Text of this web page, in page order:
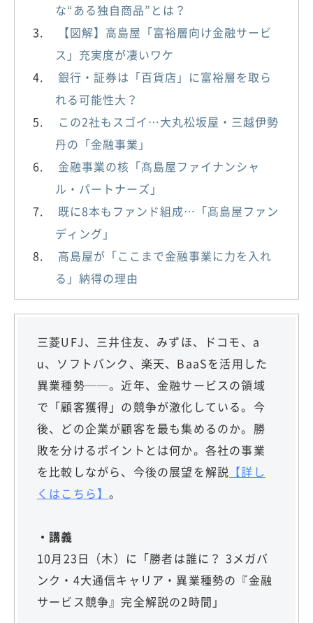
な“ある独自商品”とは？
【図解】高島屋「富裕層向け金融サービ
ス」充実度が凄いワケ
銀行・証券は「百貨店」に富裕層を取ら
れる可能性大？
この2社もスゴイ…大丸松坂屋・三越伊勢
丹の「金融事業」
金融事業の核「髙島屋ファイナンシャ
ル・パートナーズ」
既に8本もファンド組成…「髙島屋ファン
ディング」
高島屋が「ここまで金融事業に力を入れ
る」納得の理由
三菱UFJ、三井住友、みずほ、ドコモ、a
u、ソフトバンク、楽天、BaaSを活用した
異業種勢──。近年、金融サービスの領域
で「顧客獲得」の競争が激化している。今
後、どの企業が顧客を最も集めるのか。勝
敗を分けるポイントとは何か。各社の事業
を比較しながら、今後の展望を解説 【詳し
くはこちら】。
・講義
10月23日（木）に「勝者は誰に？ 3メガバ
ンク・4大通信キャリア・異業種勢の『金融
サービス競争』完全解説の2時間」